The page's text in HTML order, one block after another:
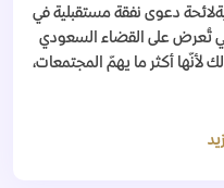
دعوى نفقة مستقبلية في
تُعرض على القضاء السعودي
لأنّها أكثر ما يهمّ المجتمعات،